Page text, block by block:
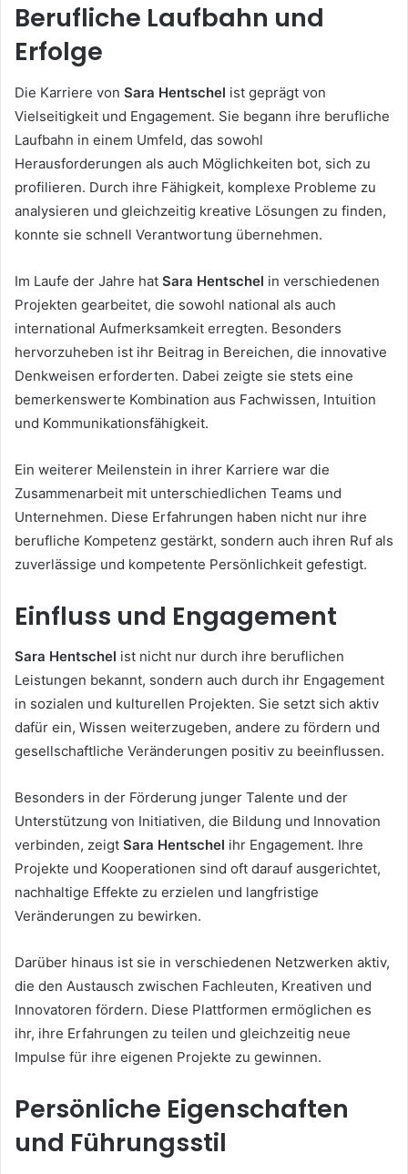
Berufliche Laufbahn und
Erfolge
Die Karriere von Sara Hentschel ist geprägt von
Vielseitigkeit und Engagement. Sie begann ihre berufliche
Laufbahn in einem Umfeld, das sowohl
Herausforderungen als auch Möglichkeiten bot, sich zu
profilieren. Durch ihre Fähigkeit, komplexe Probleme zu
analysieren und gleichzeitig kreative Lösungen zu finden,
konnte sie schnell Verantwortung übernehmen.
Im Laufe der Jahre hat Sara Hentschel in verschiedenen
Projekten gearbeitet, die sowohl national als auch
international Aufmerksamkeit erregten. Besonders
hervorzuheben ist ihr Beitrag in Bereichen, die innovative
Denkweisen erforderten. Dabei zeigte sie stets eine
bemerkenswerte Kombination aus Fachwissen, Intuition
und Kommunikationsfähigkeit.
Ein weiterer Meilenstein in ihrer Karriere war die
Zusammenarbeit mit unterschiedlichen Teams und
Unternehmen. Diese Erfahrungen haben nicht nur ihre
berufliche Kompetenz gestärkt, sondern auch ihren Ruf als
zuverlässige und kompetente Persönlichkeit gefestigt.
Einfluss und Engagement
Sara Hentschel ist nicht nur durch ihre beruflichen
Leistungen bekannt, sondern auch durch ihr Engagement
in sozialen und kulturellen Projekten. Sie setzt sich aktiv
dafür ein, Wissen weiterzugeben, andere zu fördern und
gesellschaftliche Veränderungen positiv zu beeinflussen.
Besonders in der Förderung junger Talente und der
Unterstützung von Initiativen, die Bildung und Innovation
verbinden, zeigt Sara Hentschel ihr Engagement. Ihre
Projekte und Kooperationen sind oft darauf ausgerichtet,
nachhaltige Effekte zu erzielen und langfristige
Veränderungen zu bewirken.
Darüber hinaus ist sie in verschiedenen Netzwerken aktiv,
die den Austausch zwischen Fachleuten, Kreativen und
Innovatoren fördern. Diese Plattformen ermöglichen es
ihr, ihre Erfahrungen zu teilen und gleichzeitig neue
Impulse für ihre eigenen Projekte zu gewinnen.
Persönliche Eigenschaften
und Führungsstil